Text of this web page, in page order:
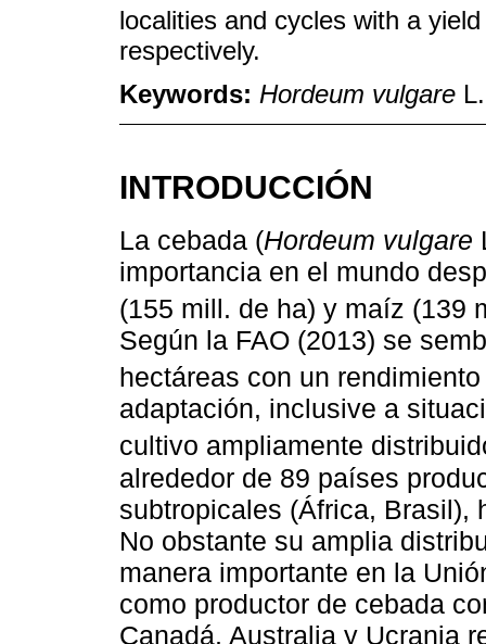
localities and cycles with a
respectively.
Keywords: Hordeum vulgare
INTRODUCCIÓN
La cebada (Hordeum vulgare
importancia en el mundo
(155 mill. de ha) y maíz (139
Según la FAO (2013) se
hectáreas con un
adaptación, inclusive a
cultivo ampliamente
alrededor de 89 países
subtropicales (África, Brasil),
No obstante su amplia
manera importante en la
como productor de cebada
Canadá, Australia y Ucrania